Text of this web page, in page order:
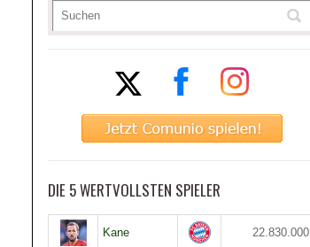
DIE 5 WERTVOLLSTEN SPIELER
Kane 22.830.000